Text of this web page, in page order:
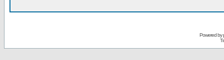
Powered by